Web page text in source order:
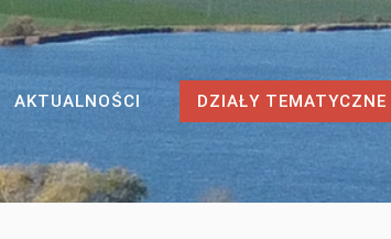
AKTUALNOŚCI DZIAŁY TEMATYCZNE